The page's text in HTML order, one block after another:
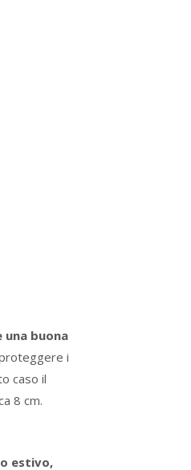
buona
i
caso il
8 cm.
estivo,